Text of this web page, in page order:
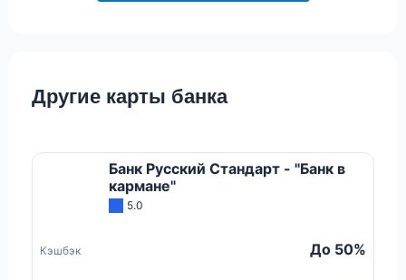
Другие карты банка
Банк Русский Стандарт - "Банк в
кармане"
5.0
Кэшбэк До 50%